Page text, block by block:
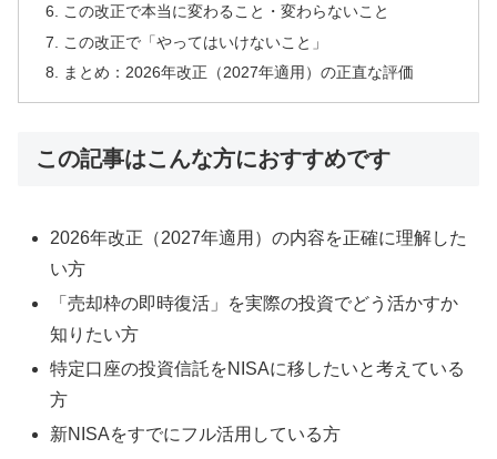
この改正で本当に変わること・変わらないこと
この改正で「やってはいけないこと」
まとめ：2026年改正（2027年適用）の正直な評価
この記事はこんな方におすすめです
2026年改正（2027年適用）の内容を正確に理解した
い方
「売却枠の即時復活」を実際の投資でどう活かすか
知りたい方
特定口座の投資信託をNISAに移したいと考えている
方
新NISAをすでにフル活用している方